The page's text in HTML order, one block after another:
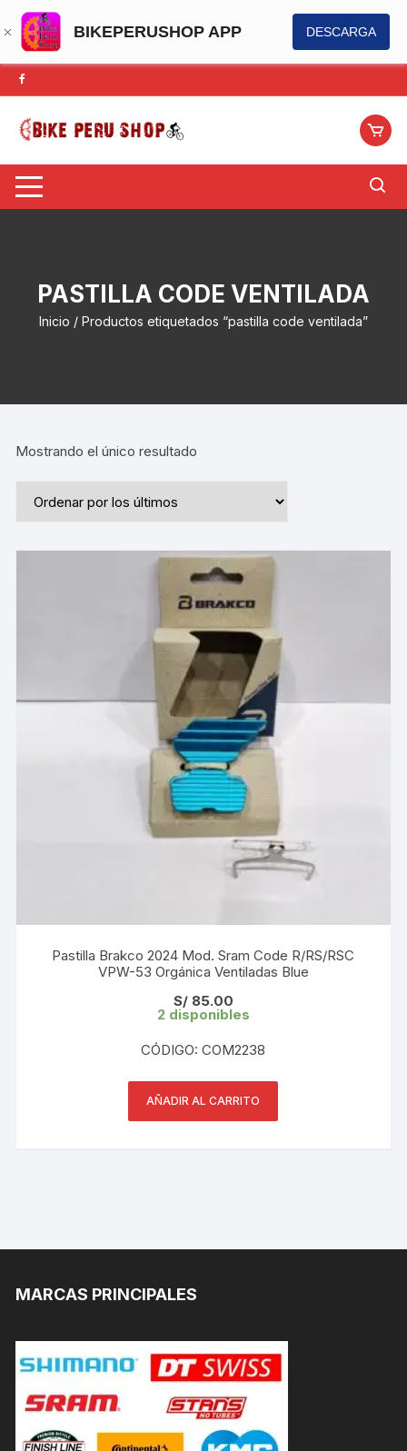
BIKEPERUSHOP APP DESCARGA
Saltar
al
contenido
PASTILLA CODE VENTILADA
Inicio / Productos etiquetados “pastilla code ventilada”
Mostrando el único resultado
Pastilla Brakco 2024 Mod. Sram Code R/RS/RSC
VPW-53 Orgánica Ventiladas Blue
S/85.00
2 disponibles
CÓDIGO: COM2238
AÑADIR AL CARRITO
MARCAS PRINCIPALES